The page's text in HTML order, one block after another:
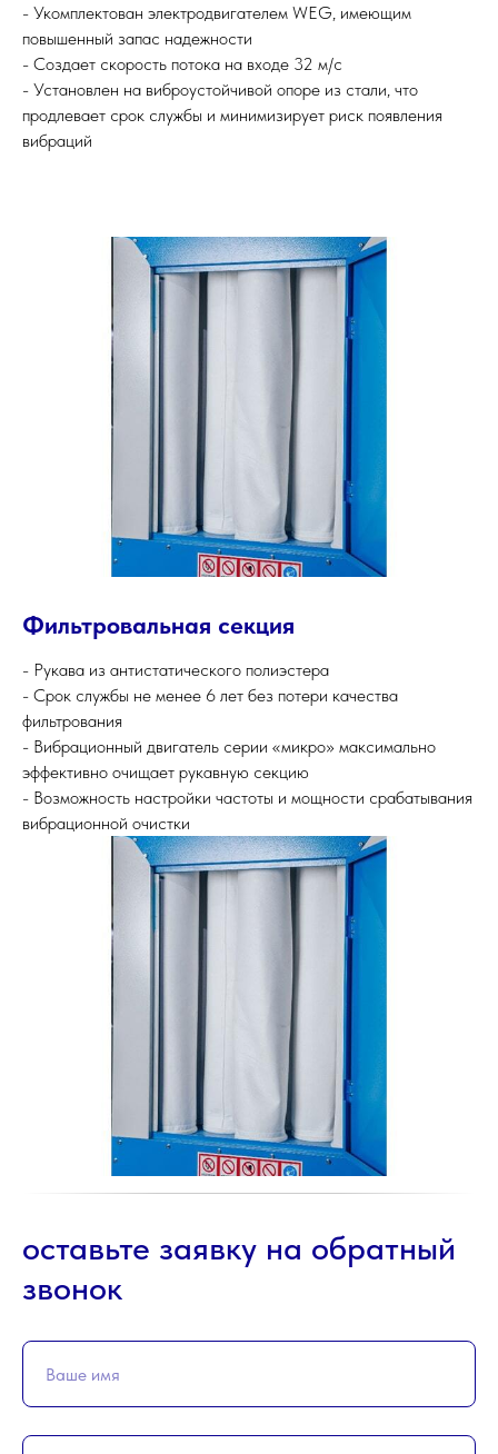
- Укомплектован электродвигателем WEG, имеющим
повышенный запас надежности
- Создает скорость потока на входе 32 м/с
- Установлен на виброустойчивой опоре из стали, что
продлевает срок службы и минимизирует риск появления
вибраций
Фильтровальная секция
- Рукава из антистатического полиэстера
- Срок службы не менее 6 лет без потери качества
фильтрования
- Вибрационный двигатель серии «микро» максимально
эффективно очищает рукавную секцию
- Возможность настройки частоты и мощности срабатывания
вибрационной очистки
оставьте заявку на обратный
звонок